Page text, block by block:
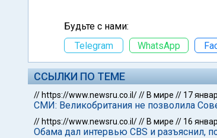
Будьте с нами:
Telegram
WhatsApp
ССЫЛКИ ПО ТЕМЕ
// https://www.newsru.co.il/// В мире // 17
СМИ: Великобритания не позволила
// https://www.newsru.co.il/// В мире // 16
Обама дал интервью CBS и разъяснил,